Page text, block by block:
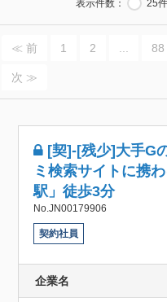
表示件数： 25件
≪ 前 1 2 88
次 ≫
[契]-[残少]大手G
ミ検索サイトに携
駅」徒歩3分
No.JN00179906
契約社員
企業名